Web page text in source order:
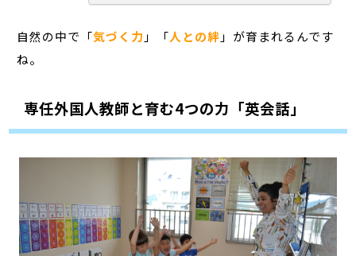
自然の中で「気づく力 」「人との絆 」が育まれるんです
ね。
専任外国人教師と育む4つの力「英会話」